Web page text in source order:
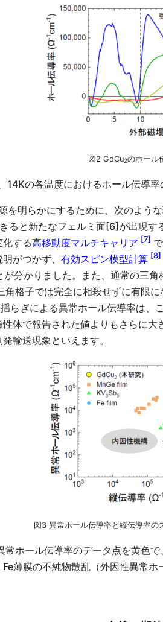
図2 GdCu2のホール
の各温度におけるホール伝導
明らかにするために、次のよう
ると新たなフェルミ面[6]が出現す
する高移動度マルチキャリア [7]
がつかず、 有効スピン模型計算 [8]
分かりました。また、通常の三
角格子では完全に相殺せずに有限に
らぎによる異常ホール伝導率は
体で報告された値よりもさらに
輸送現象といえます。
図3 異常ホール伝導率と縦伝導率の
常ホール伝導率のデータ点を黄色
薄膜の不純物散乱（外因性異常